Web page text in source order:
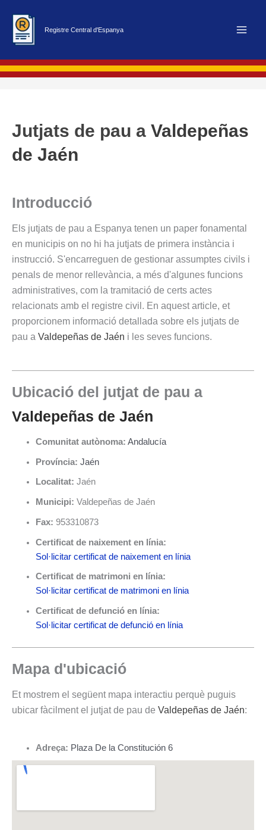
contingut
Registre Central d'Espanya
Jutjats de pau a Valdepeñas
de Jaén
Introducció
Els jutjats de pau a Espanya tenen un paper fonamental
en municipis on no hi ha jutjats de primera instància i
instrucció. S'encarreguen de gestionar assumptes civils i
penals de menor rellevància, a més d'algunes funcions
administratives, com la tramitació de certs actes
relacionats amb el registre civil. En aquest article, et
proporcionem informació detallada sobre els jutjats de
pau a Valdepeñas de Jaén i les seves funcions.
Ubicació del jutjat de pau a
Valdepeñas de Jaén
Comunitat autònoma: Andalucía
Província: Jaén
Localitat: Jaén
Municipi: Valdepeñas de Jaén
Fax: 953310873
Certificat de naixement en línia:
Sol·licitar certificat de naixement en línia
Certificat de matrimoni en línia:
Sol·licitar certificat de matrimoni en línia
Certificat de defunció en línia:
Sol·licitar certificat de defunció en línia
Mapa d'ubicació
Et mostrem el següent mapa interactiu perquè puguis
ubicar fàcilment el jutjat de pau de Valdepeñas de Jaén:
Adreça: Plaza De la Constitución 6